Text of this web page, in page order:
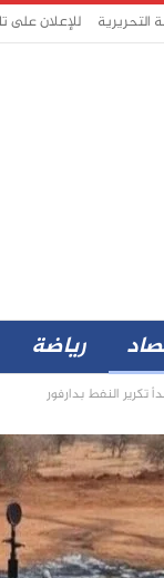
التحريرية للإعلان على
رياضة
تكرير النفط بدارفور